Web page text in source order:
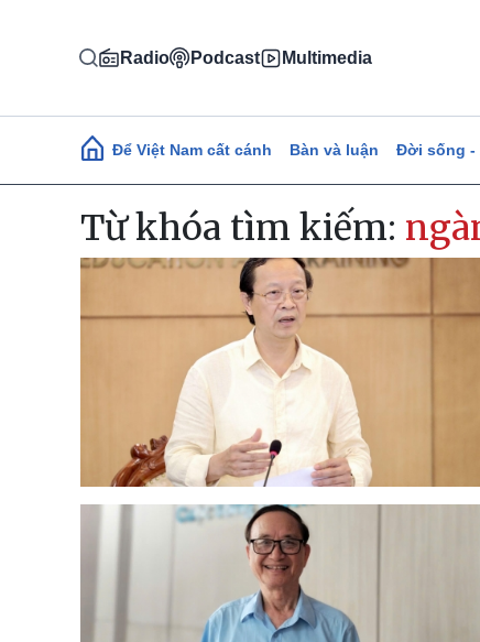
Radio Podcast Multimedia
Main navigation
Để Việt Nam cất cánh Bàn và luận Đời sống -
Từ khóa tìm kiếm: